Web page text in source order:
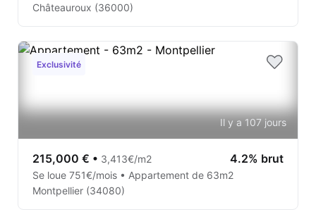
Châteauroux (36000)
Exclusivité
Il y a 107 jours
215,000 € • 3,413€/m2 4.2% brut
Se loue 751€/mois • Appartement de 63m2
Montpellier (34080)